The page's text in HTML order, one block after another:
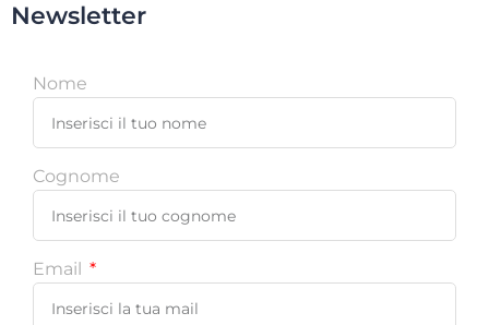
Newsletter
Nome
Cognome
Email